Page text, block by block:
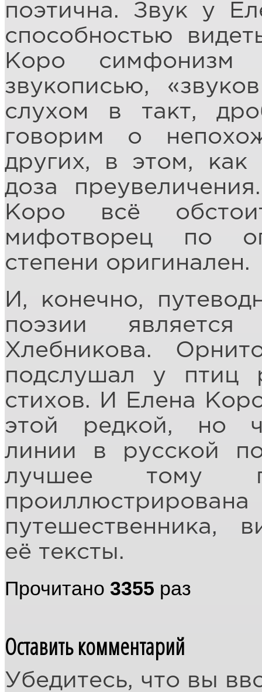
поэтична. Звук у
способностью
Коро симфонизм
звукописью,
слухом в такт,
говорим о
других, в этом, как
доза
Коро всё
мифотворец по
степени оригинален.
И, конечно,
поэзии является
Хлебникова.
подслушал у птиц
стихов. И Елена
этой редкой, но
линии в русской
лучшее тому
путешественника,
её тексты.
Прочитано 3355 раз
Оставить комментарий
Убедитесь, что вы